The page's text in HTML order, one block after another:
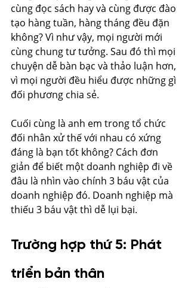
cùng đọc sách hay và cùng được đào
tạo hàng tuần, hàng tháng đều đặn
không? Vì như vậy, mọi người mới
cùng chung tư tưởng. Sau đó thì mọi
chuyện dễ bàn bạc và thảo luận hơn,
vì mọi người đều hiểu được những gì
đối phương chia sẻ.
Cuối cùng là anh em trong tổ chức
đối nhân xử thế với nhau có xứng
đáng là bạn tốt không? Cách đơn
giản để biết một doanh nghiệp đi về
đâu là nhìn vào chính 3 báu vật của
doanh nghiệp đó. Doanh nghiệp mà
thiếu 3 báu vật thì dễ lụi bại.
Trường hợp thứ 5: Phát
triển bản thân